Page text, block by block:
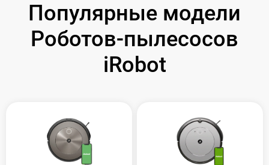
Популярные модели
Роботов-пылесосов
iRobot